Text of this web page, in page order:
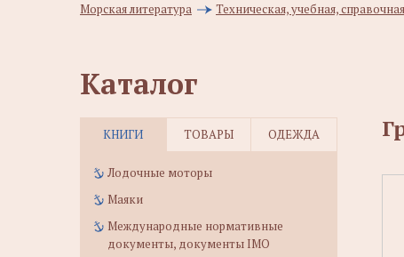
Морская литература Техническая, учебная,
Каталог
КНИГИ ТОВАРЫ ОДЕЖДА
Лодочные моторы
Маяки
Международные нормативные
документы, документы IMO